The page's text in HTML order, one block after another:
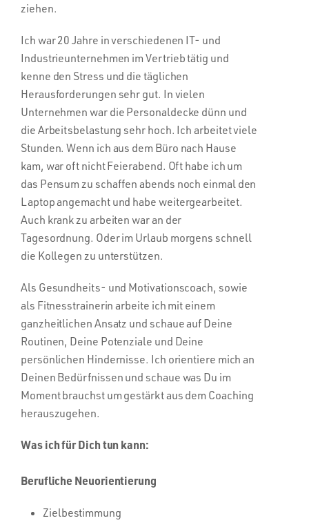
ziehen.
Ich war 20 Jahre in verschiedenen IT- und
Industrieunternehmen im Vertrieb tätig und
kenne den Stress und die täglichen
Herausforderungen sehr gut. In vielen
Unternehmen war die Personaldecke dünn und
die Arbeitsbelastung sehr hoch. Ich arbeitet viele
Stunden. Wenn ich aus dem Büro nach Hause
kam, war oft nicht Feierabend. Oft habe ich um
das Pensum zu schaffen abends noch einmal den
Laptop angemacht und habe weitergearbeitet.
Auch krank zu arbeiten war an der
Tagesordnung. Oder im Urlaub morgens schnell
die Kollegen zu unterstützen.
Als Gesundheits- und Motivationscoach, sowie
als Fitnesstrainerin arbeite ich mit einem
ganzheitlichen Ansatz und schaue auf Deine
Routinen, Deine Potenziale und Deine
persönlichen Hindernisse. Ich orientiere mich an
Deinen Bedürfnissen und schaue was Du im
Moment brauchst um gestärkt aus dem Coaching
herauszugehen.
Was ich für Dich tun kann:
Berufliche Neuorientierung
Zielbestimmung